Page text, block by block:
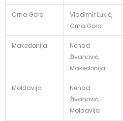
Crna Gora
Vladimir Lukić,
Crna Gora
Makedonija
Nenad
Živanović,
Makedonija
Moldavija
Nenad
Živanović,
Moldavija